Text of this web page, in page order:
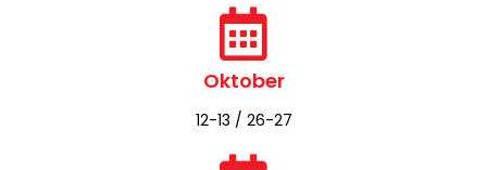
Oktober
12-13 / 26-27